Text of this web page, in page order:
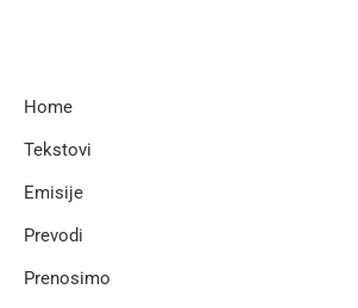
Home
Tekstovi
Emisije
Prevodi
Prenosimo